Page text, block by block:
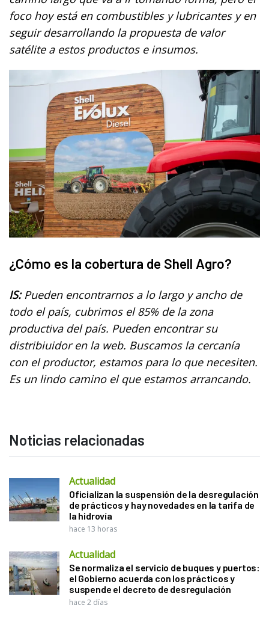
foco hoy está en combustibles y lubricantes y en
seguir desarrollando la propuesta de valor
satélite a estos productos e insumos.
¿Cómo es la cobertura de Shell Agro?
IS:Pueden encontrarnos a lo largo y ancho de
todo el país, cubrimos el 85% de la zona
productiva del país. Pueden encontrar su
distribiuidor en la web. Buscamos la cercanía
con el productor, estamos para lo que necesiten.
Es un lindo camino el que estamos arrancando.
Noticias relacionadas
Actualidad
Oficializan la suspensión de la desregulación
de prácticos y hay novedades en la tarifa de
la hidrovía
hace 13 horas
Actualidad
Se normaliza el servicio de buques y puertos:
el Gobierno acuerda con los prácticos y
suspende el decreto de desregulación
hace 2 días